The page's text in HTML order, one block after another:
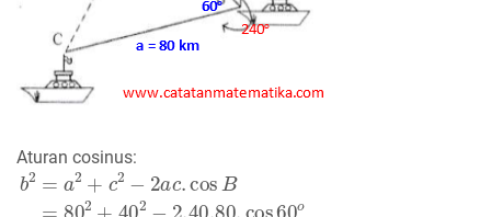
Aturan cosinus: